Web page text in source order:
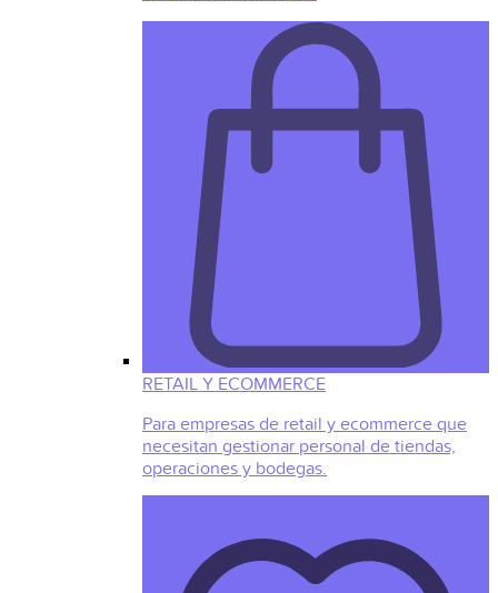
RETAIL Y ECOMMERCE
Para empresas de retail y ecommerce que
necesitan gestionar personal de tiendas,
operaciones y bodegas.